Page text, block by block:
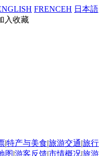
FRENCEH 日本語
入收藏
|特产与美食|旅游交通|旅行
图|游客反馈|市情概况|旅游